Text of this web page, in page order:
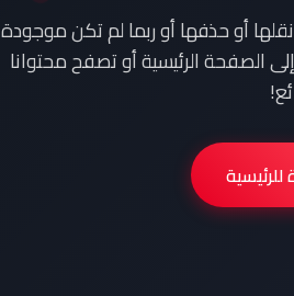
أو حذفها أو ربما لم تكن موجودة
الصفحة الرئيسية أو تصفح محتوانا
للرئيسية